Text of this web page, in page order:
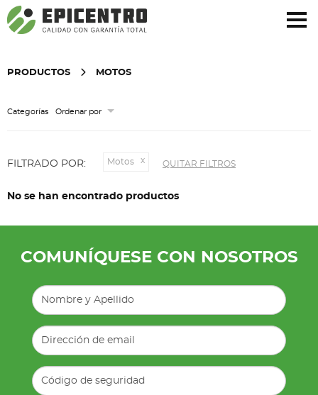
¿Olvidó su contraseña?Regístrese aquí
PRODUCTOS MOTOS
Categorías Ordenar por
FILTRADO POR: Motos QUITAR FILTROS
No se han encontrado productos
COMUNÍQUESE CON NOSOTROS